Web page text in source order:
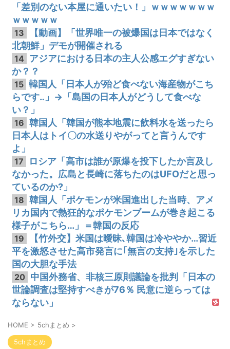
「差別のない本屋に通いたい！」ｗｗｗｗｗｗｗ
ｗｗｗｗｗ
13
【動画】「世界唯一の被爆国は日本ではなく
北朝鮮」デモが開催される
14 アジアにおける日本の主人公感エグすぎない
か？？
15 韓国人「日本人が殆ど食べない海産物がこち
らです‥」→「島国の日本人がどうして食べな
い？」
16 韓国人「韓国が熊本地震に飲料水を送ったら
日本人はトイ〇の水送りやがってと言うんです
よ」
17
ロシア「高市は誰が原爆を投下したか言及し
なかった。広島と長崎に落ちたのはUFOだと思っ
ているのか?」
18 韓国人「ポケモンが米国進出した当時、アメ
リカ国内で熱狂的なポケモンブームが巻き起こる
様子がこちら…」＝韓国の反応
19
【竹外交】米国は曖昧､韓国は冷ややか…習近
平を激怒させた高市発言に｢無言の支持｣を示した
国の大胆な手法
20 中国外務省、非核三原則議論を批判「日本の
世論調査は堅持すべきが76％ 民意に逆らっては
ならない」
HOME > 5chまとめ >
5chまとめ